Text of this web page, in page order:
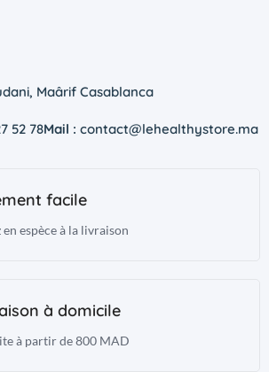
Maârif Casablanca
52 78Mail : contact@lehealthystore.ma
facile
en espèce à la livraison
à domicile
à partir de 800 MAD